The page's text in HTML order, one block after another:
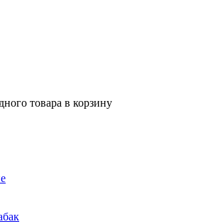
товара в корзину